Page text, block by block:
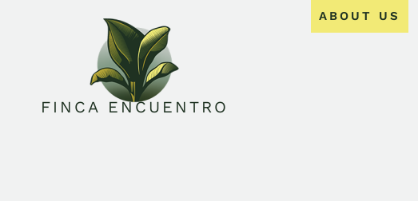
FINCA ENCUENTRO
ABOUT US